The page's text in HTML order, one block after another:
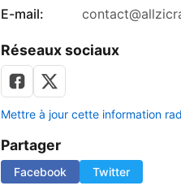
E-mail:
Réseaux sociaux
Mettre à jour cette information
Partager
Facebook Twitter